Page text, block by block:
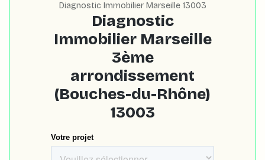
Diagnostic Immobilier Marseille 13003
Diagnostic
Immobilier Marseille
3ème
arrondissement
(Bouches-du-Rhône)
13003